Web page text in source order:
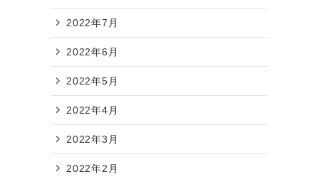
2022年7月
2022年6月
2022年5月
2022年4月
2022年3月
2022年2月